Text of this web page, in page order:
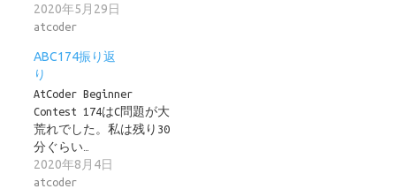
2020年5月29日
atcoder
ABC174振り返
り
AtCoder Beginner
Contest 174はC問題が大
荒れでした。私は残り30
分ぐらい…
2020年8月4日
atcoder